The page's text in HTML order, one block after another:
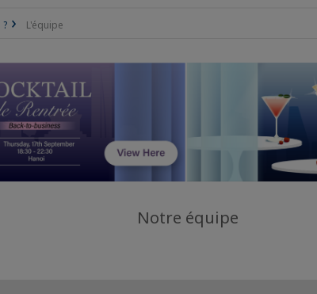
L'équipe
Notre équipe